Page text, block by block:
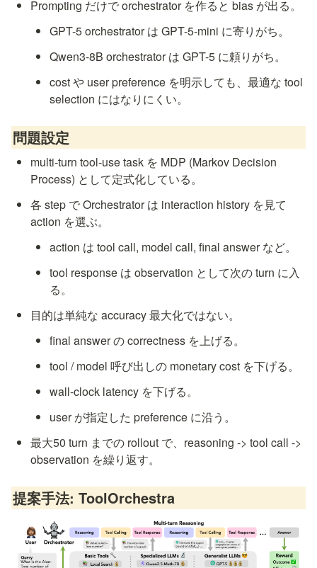
Prompting だけで orchestrator を作ると bias が出る。
GPT-5 orchestrator は GPT-5-mini に寄りがち。
Qwen3-8B orchestrator は GPT-5 に頼りがち。
cost や user preference を明示しても、最適な tool
selection にはなりにくい。
問題設定
multi-turn tool-use task を MDP (Markov Decision
Process) として定式化している。
各 step で Orchestrator は interaction history を見て
action を選ぶ。
action は tool call, model call, final answer など。
tool response は observation として次の turn に入
る。
目的は単純な accuracy 最大化ではない。
final answer の correctness を上げる。
tool / model 呼び出しの monetary cost を下げる。
wall-clock latency を下げる。
user が指定した preference に沿う。
最大50 turn までの rollout で、reasoning -> tool call ->
observation を繰り返す。
提案手法: ToolOrchestra